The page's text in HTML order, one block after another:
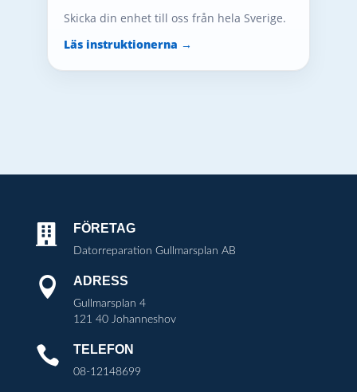
Skicka din enhet till oss från hela Sverige.
Läs instruktionerna →
 FÖRETAG
Datorreparation Gullmarsplan AB
 ADRESS
Gullmarsplan 4
121 40 Johanneshov
 TELEFON
08-12148699